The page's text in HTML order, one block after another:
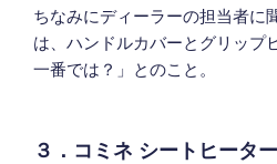
ちなみにディーラーの担当者に
は、ハンドルカバーとグリップ
一番では？」とのこと。
３．コミネ シートヒータ